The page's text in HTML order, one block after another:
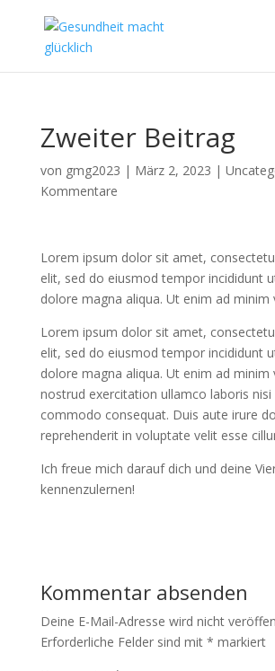
Zweiter Beitrag
von gmg2023 | März 2, 2023 |
Kommentare
Lorem ipsum dolor sit amet,
elit, sed do eiusmod tempor incididunt
dolore magna aliqua. Ut enim ad minim
Lorem ipsum dolor sit amet,
elit, sed do eiusmod tempor incididunt
dolore magna aliqua. Ut enim ad minim
nostrud exercitation ullamco laboris nisi
commodo consequat. Duis aute irure
reprehenderit in voluptate velit esse
Ich freue mich darauf dich und deine
kennenzulernen!
Kommentar absenden
Deine E-Mail-Adresse wird nicht
Erforderliche Felder sind mit * markiert